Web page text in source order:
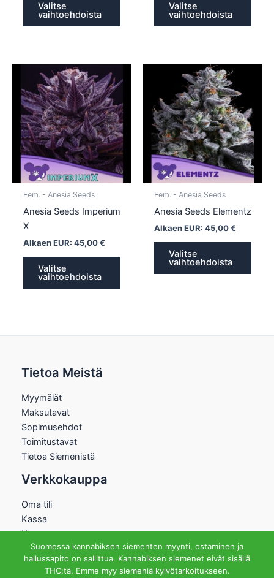
Valitse
vaihtoehdoista
Valitse
vaihtoehdoista
Fem. - Anesia Seeds
Anesia Seeds Imperium
X
Alkaen EUR: 45,00€
Valitse
vaihtoehdoista
tuotteella
on
useampi
muunnelma.
Voit
valinnat
Fem. - Anesia Seeds
Anesia Seeds Elementz
Alkaen EUR: 45,00€
Valitse
vaihtoehdoista
Voit
tehdä
Tietoa Meistä
Myymälät
Maksutavat
Sopimusehdot
Toimitustavat
Tietoa Siemenistä
Verkkokauppa
Oma tili
Kassa
Kauppa
Ostoskori
Helsingin Myymälä
Suomessa kannabiksen siementen myynti, ostaminen ja
hallussapito on sallittua. Kannabiksen siemenet eivät sisällä
THC:tä. Emme myy siemeniä kylvötarkoitukseen.